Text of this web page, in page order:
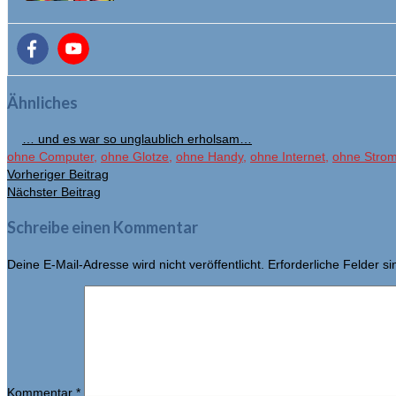
Ähnliches
… und es war so unglaublich erholsam…
ohne Computer, ohne Glotze ohne Handy, ohne Internet ohne Strom
Vorheriger Beitrag
Nächster Beitrag
Schreibe einen Kommentar
Deine E-Mail-Adresse wird nicht veröffentlicht. Erforderliche Felder
Kommentar *